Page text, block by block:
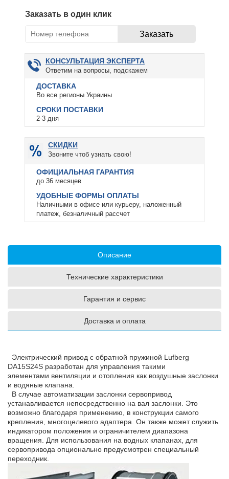
Заказать в один клик
КОНСУЛЬТАЦИЯ ЭКСПЕРТА
Ответим на вопросы, подскажем
ДОСТАВКА
Во все регионы Украины
СРОКИ ПОСТАВКИ
2-3 дня
СКИДКИ
Звоните чтоб узнать свою!
ОФИЦИАЛЬНАЯ ГАРАНТИЯ
до 36 месяцев
УДОБНЫЕ ФОРМЫ ОПЛАТЫ
Наличными в офисе или курьеру, наложенный
платеж, безналичный рассчет
Описание
Технические характеристики
Гарантия и сервис
Доставка и оплата
Электрический привод c обратной пружиной Lufberg
DA15S24S разработан для управления такими
элементами вентиляции и отопления как воздушные заслонки
и водяные клапана.
В случае автоматизации заслонки сервопривод
устанавливается непосредственно на вал заслонки. Это
возможно благодаря применению, в конструкции самого
крепления, многоцелевого адаптера. Он также может служить
индикатором положения и ограничителем диапазона
вращения. Для использования на водных клапанах, для
сервопривода опционально предусмотрен специальный
переходник.